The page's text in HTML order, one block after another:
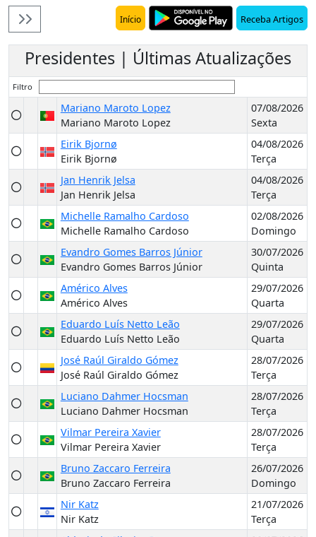
Receba Artigos
Início
Presidentes | Últimas Atualizações
Filtro
Mariano Maroto Lopez
Mariano Maroto Lopez
07/08/2026
Sexta
Eirik Bjornø
Eirik Bjornø
04/08/2026
Terça
Jan Henrik Jelsa
Jan Henrik Jelsa
04/08/2026
Terça
Michelle Ramalho Cardoso
Michelle Ramalho Cardoso
02/08/2026
Domingo
Evandro Gomes Barros Júnior
Evandro Gomes Barros Júnior
30/07/2026
Quinta
Américo Alves
Américo Alves
29/07/2026
Quarta
Eduardo Luís Netto Leão
Eduardo Luís Netto Leão
29/07/2026
Quarta
José Raúl Giraldo Gómez
José Raúl Giraldo Gómez
28/07/2026
Terça
Luciano Dahmer Hocsman
Luciano Dahmer Hocsman
28/07/2026
Terça
Vilmar Pereira Xavier
Vilmar Pereira Xavier
28/07/2026
Terça
Bruno Zaccaro Ferreira
Bruno Zaccaro Ferreira
26/07/2026
Domingo
Nir Katz
Nir Katz
21/07/2026
Terça